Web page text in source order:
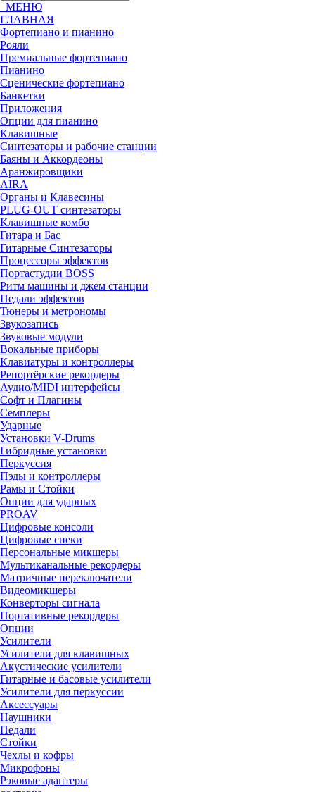
МЕНЮ
ГЛАВНАЯ
Фортепиано и пианино
Рояли
Премиальные фортепиано
Пианино
Сценические фортепиано
Банкетки
Приложения
Опции для пианино
Клавишные
Синтезаторы и рабочие станции
Баяны и Аккордеоны
Аранжировщики
AIRA
Oрганы и Клавесины
PLUG-OUT синтезаторы
Клавишные комбо
Гитара и Бас
Гитарные Синтезаторы
Процессоры эффектов
Портастудии BOSS
Ритм машины и джем станции
Педали эффектов
Тюнеры и метрономы
Звукозапись
Звуковые модули
Вокальные приборы
Клавиатуры и контроллеры
Репортёрские рекордеры
Аудио/MIDI интерфейсы
Софт и Плагины
Семплеры
Ударные
Установки V-Drums
Гибридные установки
Перкуссия
Пэды и контроллеры
Рамы и Стойки
Опции для ударных
PROAV
Цифровые консоли
Цифровые снеки
Персональные микшеры
Мультиканальные рекордеры
Матричные переключатели
Видеомикшеры
Конверторы сигнала
Портативные рекордеры
Опции
Усилители
Усилители для клавишных
Акустические усилители
Гитарные и басовые усилители
Усилители для перкуссии
Аксессуары
Наушники
Педали
Стойки
Чехлы и кофры
Микрофоны
Рэковые адаптеры